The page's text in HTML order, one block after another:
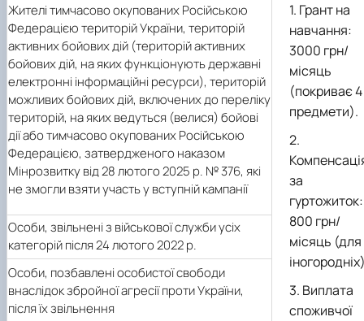
Жителі тимчасово окупованих Російською
Федерацією територій України, територій
активних бойових дій (територій активних
бойових дій, на яких функціонують державні
електронні інформаційні ресурси), територій
можливих бойових дій, включених до переліку
територій, на яких ведуться (велися) бойові
дії або тимчасово окупованих Російською
Федерацією, затвердженого наказом
Мінрозвитку від 28 лютого 2025 р. № 376, які
не змогли взяти участь у вступній кампанії
Грант на
навчання:
3000 грн/
місяць
(покриває 4
предмети).
за
гуртожиток:
800 грн/
місяць (для
Виплата
споживчої
Особи, звільнені з військової служби усіх
категорій після 24 лютого 2022 р.
Особи, позбавлені особистої свободи
внаслідок збройної агресії проти України,
після їх звільнення